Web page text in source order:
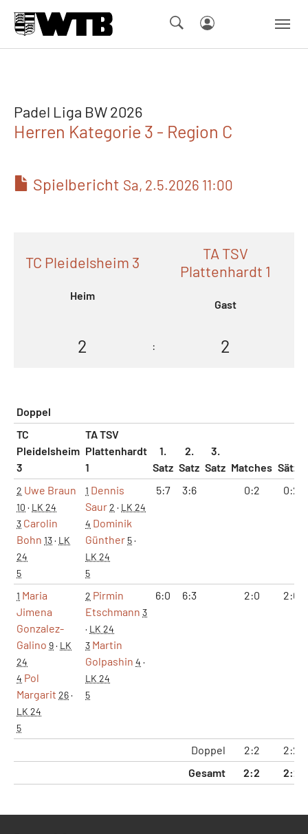
Padel Liga BW 2026
Herren Kategorie 3 - Region C
Spielbericht Sa, 2.5.2026 11:00
TC Pleidelsheim 3
Heim
TA TSV
Plattenhardt 1
Gast
2 : 2
Doppel
TC
Pleidelsheim
3
TA TSV
Plattenhardt
1
1.
Satz
2.
Satz
3.
Satz Matches Sätze
2 Uwe Braun
10 · LK 24
3 Carolin
Bohn 13· LK
24
5
1 Dennis
Saur2 · LK 24
4 Dominik
Günther 5·
LK 24
5
5:7 3:6 0:2 0:2
1 Maria
Jimena
Gonzalez-
Galino 9· LK
24
4 Pol
Margarit 26·
LK 24
5
2 Pirmin
Etschmann 3
· LK 24
3 Martin
Golpashin 4 ·
LK 24
5
6:0 6:3 2:0 2:0
Doppel 2:2
2:2
Gesamt
2:2 2:2